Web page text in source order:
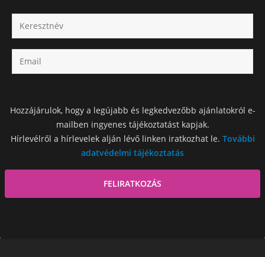
Hozzájárulok, hogy a legújabb és legkedvezőbb ajánlatokról e-
mailben ingyenes tájékoztatást kapjak.
Hírlevélről a hírlevelek alján lévő linken iratkozhat le. További
adatvédelmi tájékoztatás